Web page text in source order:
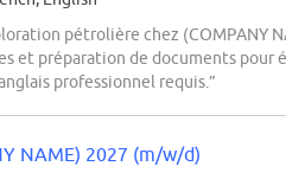
pétrolière chez (COMPANY
et préparation de documents pour
professionnel requis.”
NAME) 2027 (m/w/d)